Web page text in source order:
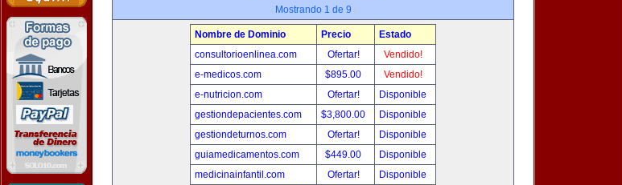
Mostrando 1 de 9
Nombre de Dominio Precio
Estado
consultorioenlinea.com
Ofertar!
Vendido!
e-medicos.com
$895.00
Vendido!
e-nutricion.com
Ofertar!
Disponible
gestiondepacientes.com
$3,800.00
Disponible
gestiondeturnos.com
Ofertar!
Disponible
guiamedicamentos.com
$449.00
Disponible
medicinainfantil.com
Ofertar!
Disponible